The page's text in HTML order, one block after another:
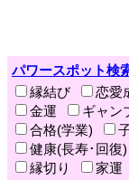
パワースポット検
縁結び
恋愛
金運
ギャン
合格(学業)
健康(長寿･回復)
縁切り
家運